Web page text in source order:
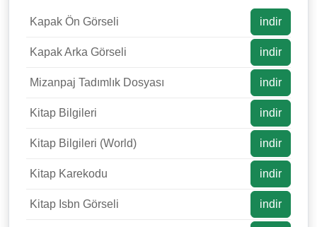
Kapak Ön Görseli indir
Kapak Arka Görseli indir
Mizanpaj Tadımlık Dosyası indir
Kitap Bilgileri indir
Kitap Bilgileri (World) indir
Kitap Karekodu indir
Kitap Isbn Görseli indir